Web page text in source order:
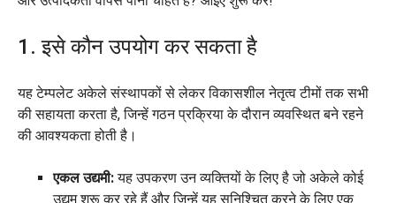
1. इसे कौन उपयोग कर सकता है
यह टेम्पलेट अकेले संस्थापकों से लेकर विकासशील नेतृत्व टीमों तक सभी
की सहायता करता है, जिन्हें गठन प्रक्रिया के दौरान व्यवस्थित बने रहने
की आवश्यकता होती है।
एकल उद्यमी:यह उपकरण उन व्यक्तियों के लिए है जो अकेले कोई
उद्यम शुरू कर रहे हैं और जिन्हें यह सुनिश्चित करने के लिए एक